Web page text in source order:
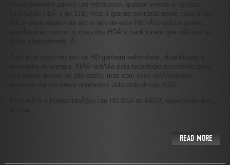
Aparentemente parece um retrocesso, quando vemos empresas
lanÃ§ando HDÂ´s de 1TB, mas a grande novidade neste caso nÃ£o
Ã© a capacidade mas sim o fato de este HD nÃ£o utilizar partes
mecÃ¢nicas, como no caso dos HDÂ´s tradicionais que utilizam um
disco internamente. Â
Com este novo recurso os HD ganham velocidade, durabilidade e
economia de energia. AtÃ© entÃ£o esta tecnologia era restrita para
uso militar devido ao alto custo, mas com esse lanÃ§amento
devemos ter em breve notebooks utilizando drives SSD.
Este mÃªs a Fujitsu lanÃ§ou um HD SSd de 64GB, esperamos que
READ MORE